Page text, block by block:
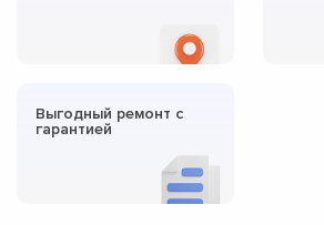
Выгодный ремонт с
гарантией